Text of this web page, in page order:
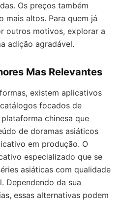
Os preços também
mais altos. Para quem já
outros motivos, explorar a
adição agradável.
Mas Relevantes
existem aplicativos
focados de
chinesa que
de doramas asiáticos
em produção. O
especializado que se
asiáticas com qualidade
Dependendo da sua
essas alternativas podem